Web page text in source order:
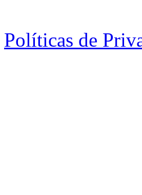
Políticas de